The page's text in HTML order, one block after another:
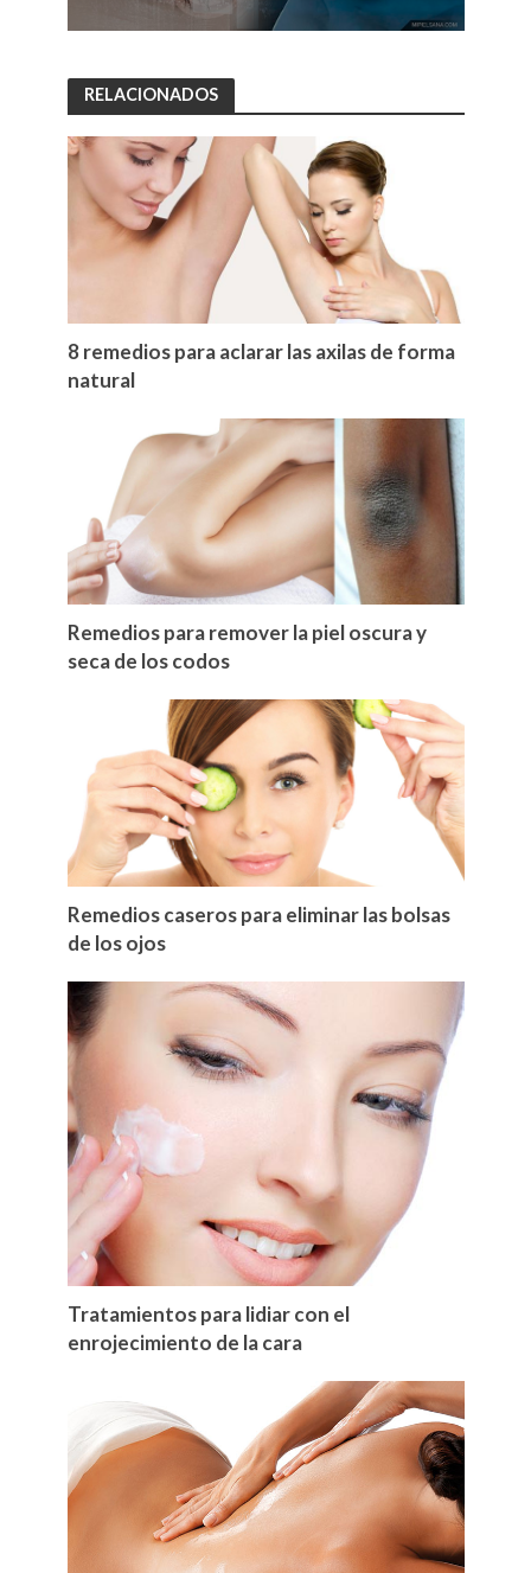
RELACIONADOS
8 remedios para aclarar las axilas de forma
natural
Remedios para remover la piel oscura y
seca de los codos
Remedios caseros para eliminar las bolsas
de los ojos
Tratamientos para lidiar con el
enrojecimiento de la cara